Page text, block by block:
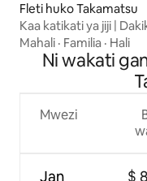
Fleti huko Takamatsu
Kaa katikati ya jiji |
Station | Watu
kujificha la kifahari |
ya jiji
Mahali · Familia · Hali
Ni wakati
Mwezi
Jan $